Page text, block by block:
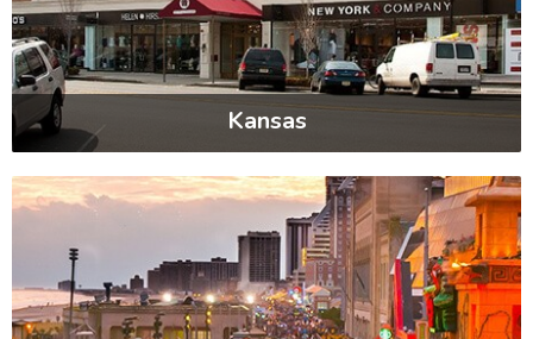
Kansas